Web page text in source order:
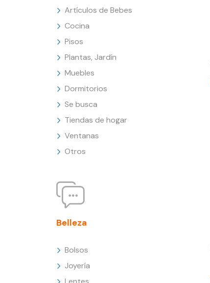
Artículos de Bebes
Cocina
Pisos
Plantas, Jardín
Muebles
Dormitorios
Se busca
Tiendas de hogar
Ventanas
Otros
Belleza
Bolsos
Joyería